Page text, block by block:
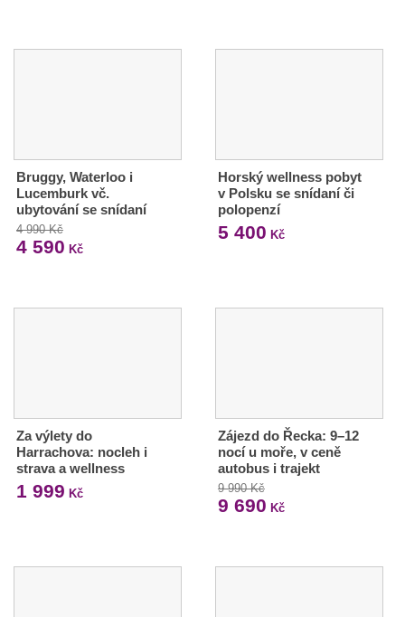
Bruggy, Waterloo i
Lucemburk vč.
ubytování se snídaní
4 990 Kč
4 590 Kč
Horský wellness pobyt
v Polsku se snídaní či
polopenzí
5 400 Kč
Za výlety do
Harrachova: nocleh i
strava a wellness
1 999 Kč
Zájezd do Řecka: 9–12
nocí u moře, v ceně
autobus i trajekt
9 990 Kč
9 690 Kč